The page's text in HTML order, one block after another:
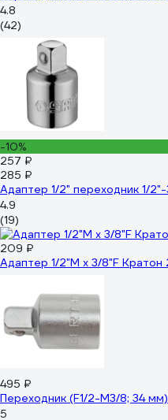
4.8
(42)
-10%
257 ₽
285 ₽
Адаптер 1/2" переходник 1/2"-
4.9
(19)
209 ₽
Адаптер 1/2"M х 3/8"F Кратон
495 ₽
Переходник (F1/2-М3/8; 34 мм)
5